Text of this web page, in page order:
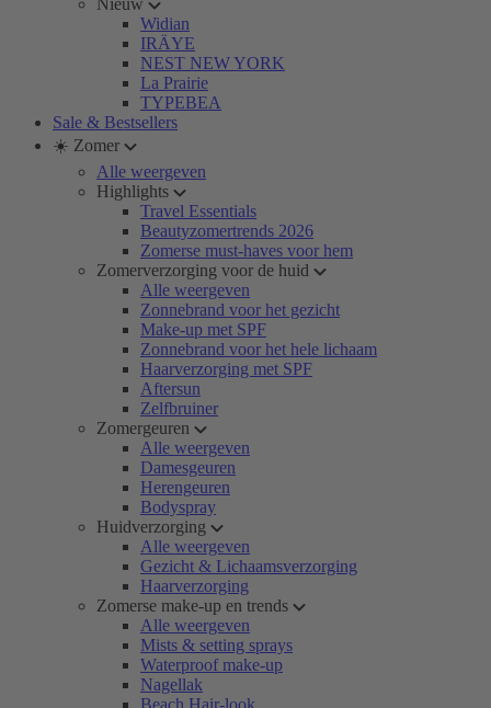
Nieuw
Widian
IRÄYE
NEST NEW YORK
La Prairie
TYPEBEA
Sale & Bestsellers
☀️ Zomer
Alle weergeven
Highlights
Travel Essentials
Beautyzomertrends 2026
Zomerse must-haves voor hem
Zomerverzorging voor de huid
Alle weergeven
Zonnebrand voor het gezicht
Make-up met SPF
Zonnebrand voor het hele lichaam
Haarverzorging met SPF
Aftersun
Zelfbruiner
Zomergeuren
Alle weergeven
Damesgeuren
Herengeuren
Bodyspray
Huidverzorging
Alle weergeven
Gezicht & Lichaamsverzorging
Haarverzorging
Zomerse make-up en trends
Alle weergeven
Mists & setting sprays
Waterproof make-up
Nagellak
Beach Hair-look